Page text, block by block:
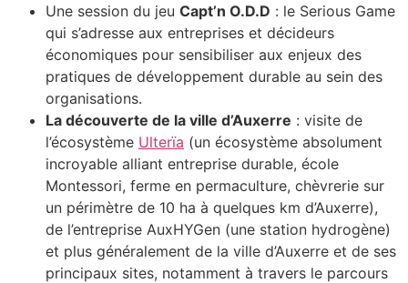
Une session du jeu Capt’n O.D.D : le Serious Game
qui s’adresse aux entreprises et décideurs
économiques pour sensibiliser aux enjeux des
pratiques de développement durable au sein des
organisations.
La découverte de la ville d’Auxerre : visite de
l’écosystème Ulterïa (un écosystème absolument
incroyable alliant entreprise durable, école
Montessori, ferme en permaculture, chèvrerie sur
un périmètre de 10 ha à quelques km d’Auxerre),
de l’entreprise AuxHYGen (une station hydrogène)
et plus généralement de la ville d’Auxerre et de ses
principaux sites, notamment à travers le parcours